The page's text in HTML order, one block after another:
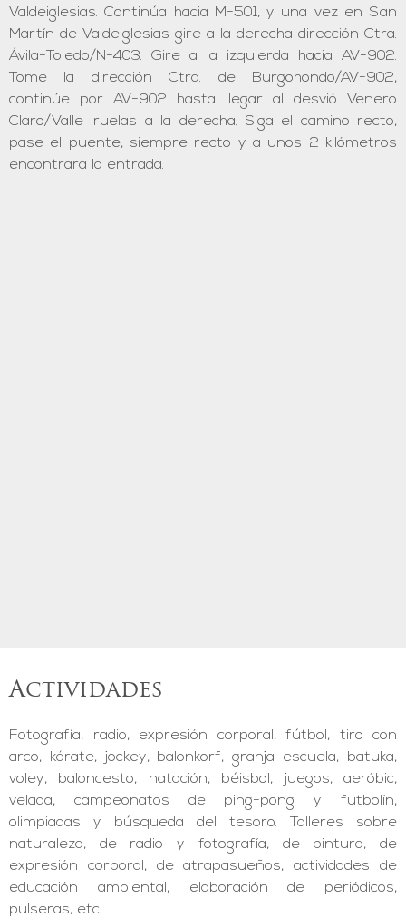
Valdeiglesias. Continúa hacia M-501, y una vez en San
Martín de Valdeiglesias gire a la derecha dirección Ctra.
Ávila-Toledo/N-403. Gire a la izquierda hacia AV-902.
Tome la dirección Ctra. de Burgohondo/AV-902,
continúe por AV-902 hasta llegar al desvió Venero
Claro/Valle Iruelas a la derecha. Siga el camino recto,
pase el puente, siempre recto y a unos 2 kilómetros
encontrara la entrada.
Actividades
Fotografía, radio, expresión corporal, fútbol, tiro con
arco, kárate, jockey, balonkorf, granja escuela, batuka,
voley, baloncesto, natación, béisbol, juegos, aeróbic,
velada, campeonatos de ping-pong y futbolín,
olimpiadas y búsqueda del tesoro. Talleres sobre
naturaleza, de radio y fotografía, de pintura, de
expresión corporal, de atrapasueños, actividades de
educación ambiental, elaboración de periódicos,
pulseras, etc